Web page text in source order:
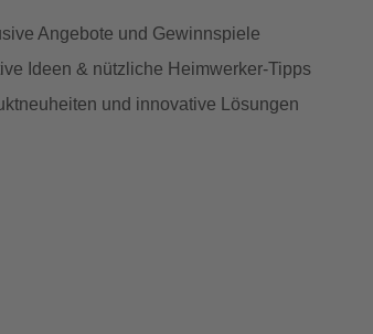
Angebote und Gewinnspiele
Ideen & nützliche Heimwerker-Tipps
und innovative Lösungen